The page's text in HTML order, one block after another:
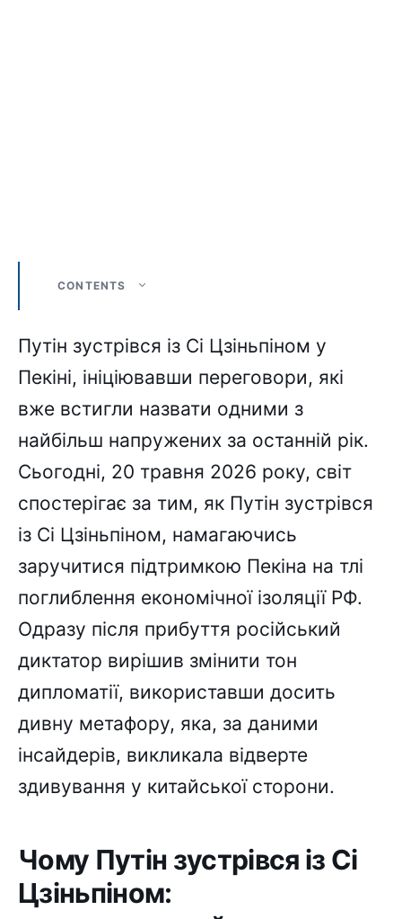
CONTENTS
Путін зустрівся із Сі Цзіньпіном у
Пекіні, ініціювавши переговори, які
вже встигли назвати одними з
найбільш напружених за останній рік.
Сьогодні, 20 травня 2026 року, світ
спостерігає за тим, як Путін зустрівся
із Сі Цзіньпіном, намагаючись
заручитися підтримкою Пекіна на тлі
поглиблення економічної ізоляції РФ.
Одразу після прибуття російський
диктатор вирішив змінити тон
дипломатії, використавши досить
дивну метафору, яка, за даними
інсайдерів, викликала відверте
здивування у китайської сторони.
Чому Путін зустрівся із Сі
Цзіньпіном: